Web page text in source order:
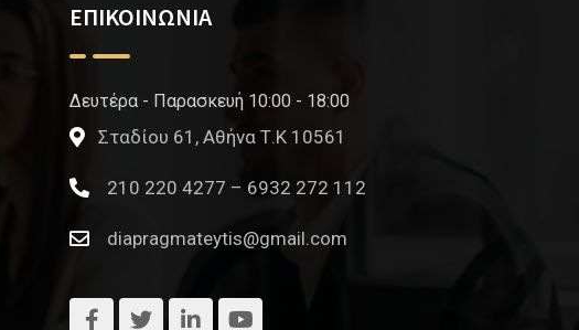
ΕΠΙΚΟΙΝΩΝΙΑ
Δευτέρα - Παρασκευή 10:00 - 18:00
Σταδίου 61, Αθήνα Τ.Κ 10561
210 220 4277 – 6932 272 112
diapragmateytis@gmail.com